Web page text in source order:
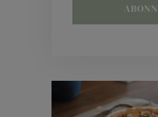
Video-